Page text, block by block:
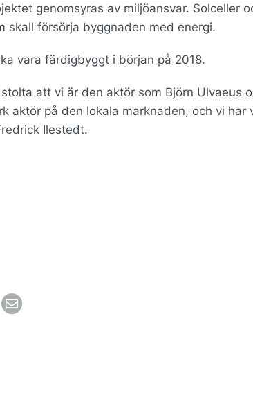
genomsyras av miljöansvar. Solceller
skall försörja byggnaden med energi.
vara färdigbyggt i början på 2018.
att vi är den aktör som Björn Ulvaeus
aktör på den lokala marknaden, och vi
Ilestedt.